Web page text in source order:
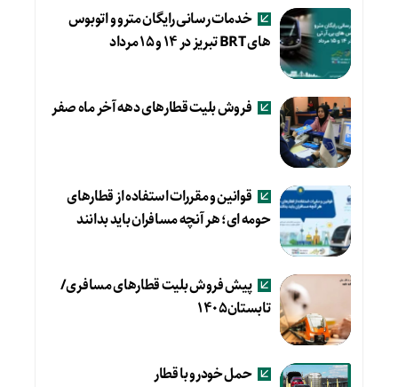
خدمات رسانی رایگان مترو و اتوبوس
های BRT تبریز در ۱۴ و ۱۵ مرداد
فروش بلیت قطارهای دهه آخر ماه صفر
قوانین و مقررات استفاده از قطارهای
حومه ای؛ هر آنچه مسافران باید بدانند
پیش فروش بلیت قطارهای مسافری/
تابستان۱۴۰۵
حمل خودرو با قطار